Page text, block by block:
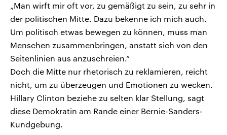
„Man wirft mir oft vor, zu gemäßigt zu sein, zu sehr in
der politischen Mitte. Dazu bekenne ich mich auch.
Um politisch etwas bewegen zu können, muss man
Menschen zusammenbringen, anstatt sich von den
Seitenlinien aus anzuschreien.“
Doch die Mitte nur rhetorisch zu reklamieren, reicht
nicht, um zu überzeugen und Emotionen zu wecken.
Hillary Clinton beziehe zu selten klar Stellung, sagt
diese Demokratin am Rande einer Bernie-Sanders-
Kundgebung.